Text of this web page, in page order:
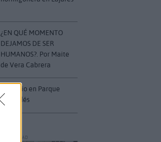
¿EN QUÉ MOMENTO
DEJAMOS DE SER
HUMANOS?. Por Maite
de Vera Cabrera
Incendio en Parque
Holandés
PUBLICIDAD